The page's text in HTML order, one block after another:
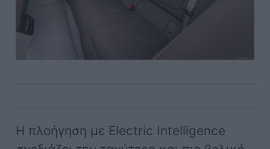
Η πλοήγηση με Electric Intelligence